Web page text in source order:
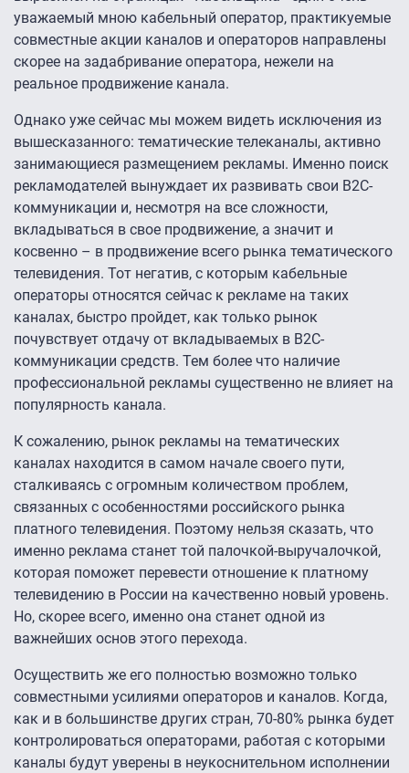
уважаемый мною кабельный оператор, практикуемые
совместные акции каналов и операторов направлены
скорее на задабривание оператора, нежели на
реальное продвижение канала.
Однако уже сейчас мы можем видеть исключения из
вышесказанного: тематические телеканалы, активно
занимающиеся размещением рекламы. Именно поиск
рекламодателей вынуждает их развивать свои B2C-
коммуникации и, несмотря на все сложности,
вкладываться в свое продвижение, а значит и
косвенно – в продвижение всего рынка тематического
телевидения. Тот негатив, с которым кабельные
операторы относятся сейчас к рекламе на таких
каналах, быстро пройдет, как только рынок
почувствует отдачу от вкладываемых в B2C-
коммуникации средств. Тем более что наличие
профессиональной рекламы существенно не влияет на
популярность канала.
К сожалению, рынок рекламы на тематических
каналах находится в самом начале своего пути,
сталкиваясь с огромным количеством проблем,
связанных с особенностями российского рынка
платного телевидения. Поэтому нельзя сказать, что
именно реклама станет той палочкой-выручалочкой,
которая поможет перевести отношение к платному
телевидению в России на качественно новый уровень.
Но, скорее всего, именно она станет одной из
важнейших основ этого перехода.
Осуществить же его полностью возможно только
совместными усилиями операторов и каналов. Когда,
как и в большинстве других стран, 70-80% рынка будет
контролироваться операторами, работая с которыми
каналы будут уверены в неукоснительном исполнении